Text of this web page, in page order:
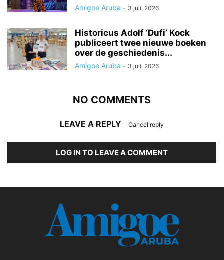
Amigoe Aruba - 3 juli, 2026
Historicus Adolf ‘Dufi’ Kock
publiceert twee nieuwe boeken
over de geschiedenis...
Amigoe Aruba - 3 juli, 2026
NO COMMENTS
LEAVE A REPLY Cancel reply
LOG IN TO LEAVE A COMMENT